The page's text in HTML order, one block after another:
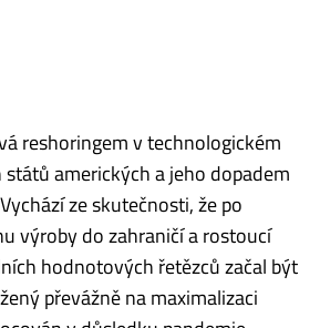
reshoringem v technologickém
amerických a jeho dopadem
ze skutečnosti, že po
výroby do zahraničí a rostoucí
hodnotových řetězců začal být
převážně na maximalizaci